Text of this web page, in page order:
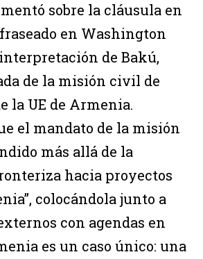
sobre la cláusula en
en Washington
de Bakú,
de la misión civil de
la UE de Armenia.
el mandato de la misión
más allá de la
hacia proyectos
colocándola junto a
con agendas en
es un caso único: una